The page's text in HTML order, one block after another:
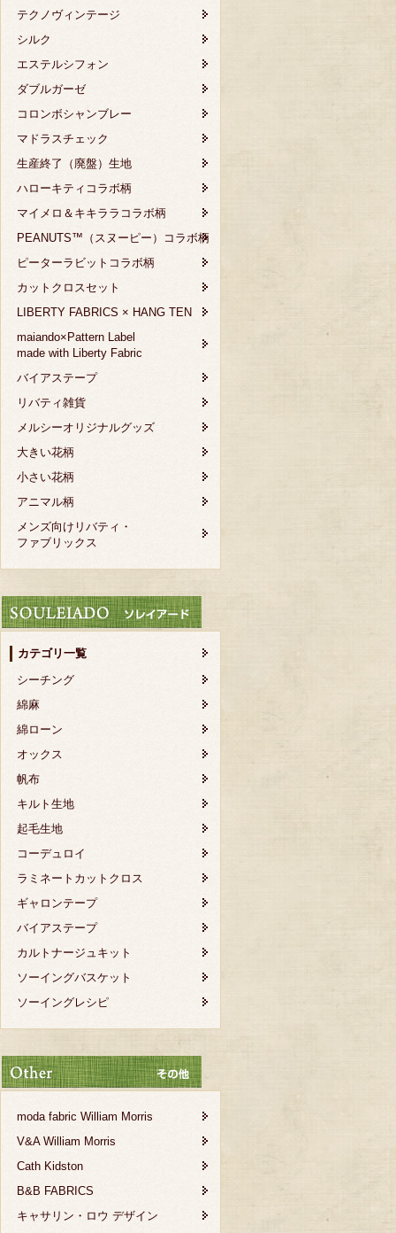
テクノヴィンテージ
シルク
エステルシフォン
ダブルガーゼ
コロンボシャンブレー
マドラスチェック
生産終了（廃盤）生地
ハローキティコラボ柄
マイメロ＆キキララコラボ柄
PEANUTS™（スヌーピー）コラボ柄
ピーターラビットコラボ柄
カットクロスセット
LIBERTY FABRICS × HANG TEN
maiando×Pattern Label
made with Liberty Fabric
バイアステープ
リバティ雑貨
メルシーオリジナルグッズ
大きい花柄
小さい花柄
アニマル柄
メンズ向けリバティ・
ファブリックス
カテゴリ一覧
シーチング
綿麻
綿ローン
オックス
帆布
キルト生地
起毛生地
コーデュロイ
ラミネートカットクロス
ギャロンテープ
バイアステープ
カルトナージュキット
ソーイングバスケット
ソーイングレシピ
moda fabric William Morris
V&A William Morris
Cath Kidston
B&B FABRICS
キャサリン・ロウ デザイン